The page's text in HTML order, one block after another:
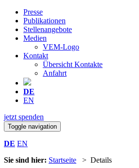
Presse
Publikationen
Stellenangebote
Medien
VEM-Logo
Kontakt
Übersicht Kontakte
Anfahrt
DE
EN
jetzt spenden
Toggle navigation
DE EN
Sie sind hier: Startseite
> Details